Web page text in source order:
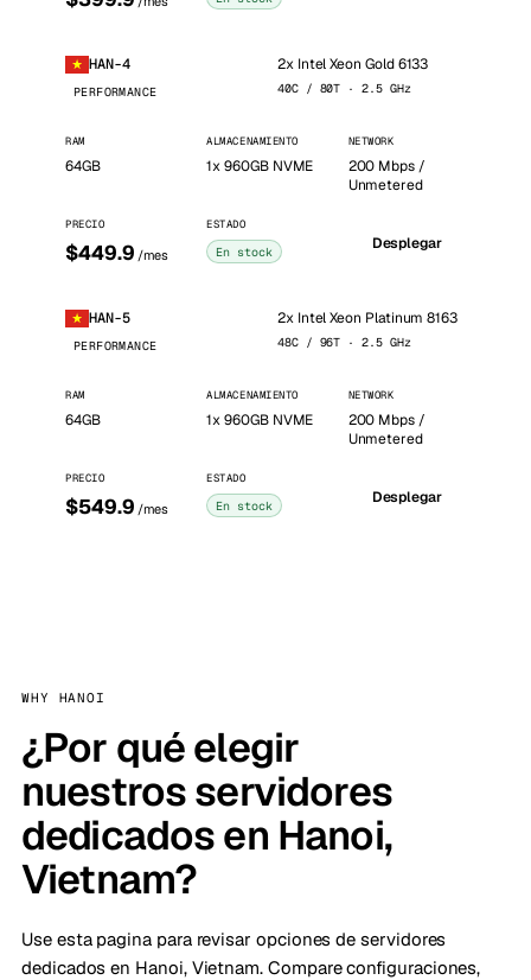
HAN-4
PERFORMANCE
2x Intel Xeon Gold 6133
40C / 80T · 2.5 GHz
RAM
64GB
ALMACENAMIENTO
1x 960GB NVME
NETWORK
200 Mbps /
Unmetered
PRECIO
$449.9 /mes
ESTADO
En stock Desplegar
HAN-5
PERFORMANCE
2x Intel Xeon Platinum 8163
48C / 96T · 2.5 GHz
RAM
64GB
ALMACENAMIENTO
1x 960GB NVME
NETWORK
200 Mbps /
Unmetered
PRECIO
$549.9 /mes
ESTADO
En stock Desplegar
WHY HANOI
¿Por qué elegir
nuestros servidores
dedicados en Hanoi,
Vietnam?
Use esta pagina para revisar opciones de servidores
dedicados en Hanoi, Vietnam. Compare configuraciones,